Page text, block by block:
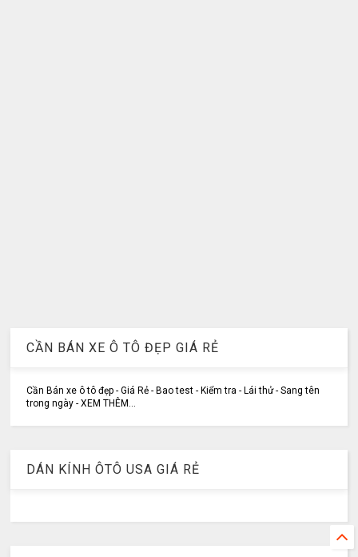
CẦN BÁN XE Ô TÔ ĐẸP GIÁ RẺ
Cần Bán xe ô tô đẹp - Giá Rẻ - Bao test - Kiểm tra - Lái thử - Sang tên
trong ngày - XEM THÊM...
DÁN KÍNH ÔTÔ USA GIÁ RẺ